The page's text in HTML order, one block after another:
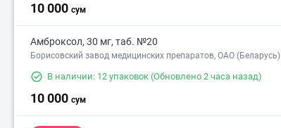
10 000 сум
Амброксол, 30 мг, таб. №20
Борисовский завод медицинских препаратов, ОАО (Беларусь)
В наличии: 12 упаковок (Обновлено 2 часа назад)
10 000 сум